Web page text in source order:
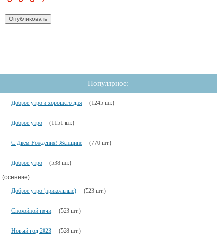
Популярное:
Доброе утро и хорошего дня (1245 шт.)
Доброе утро (1151 шт.)
С Днем Рождения! Женщине (770 шт.)
Доброе утро (538 шт.)
(осенние)
Доброе утро (прикольные)
(523 шт.)
Спокойной ночи (523 шт.)
Новый год 2023 (528 шт.)